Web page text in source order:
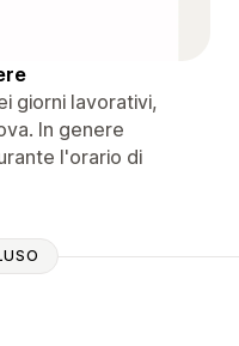
giorni lavorativi,
In genere
l'orario di